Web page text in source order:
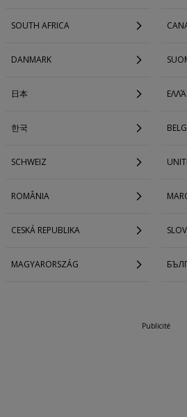
SOUTH AFRICA
DANMARK
日本
한국
SCHWEIZ
ROMÂNIA
CESKÁ REPUBLIKA
MAGYARORSZÁG
Publicité